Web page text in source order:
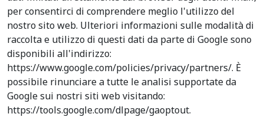
per consentirci di comprendere meglio l'utilizzo del
nostro sito web. Ulteriori informazioni sulle modalità di
raccolta e utilizzo di questi dati da parte di Google sono
disponibili all'indirizzo:
https://www.google.com/policies/privacy/partners/. È
possibile rinunciare a tutte le analisi supportate da
Google sui nostri siti web visitando:
https://tools.google.com/dlpage/gaoptout.